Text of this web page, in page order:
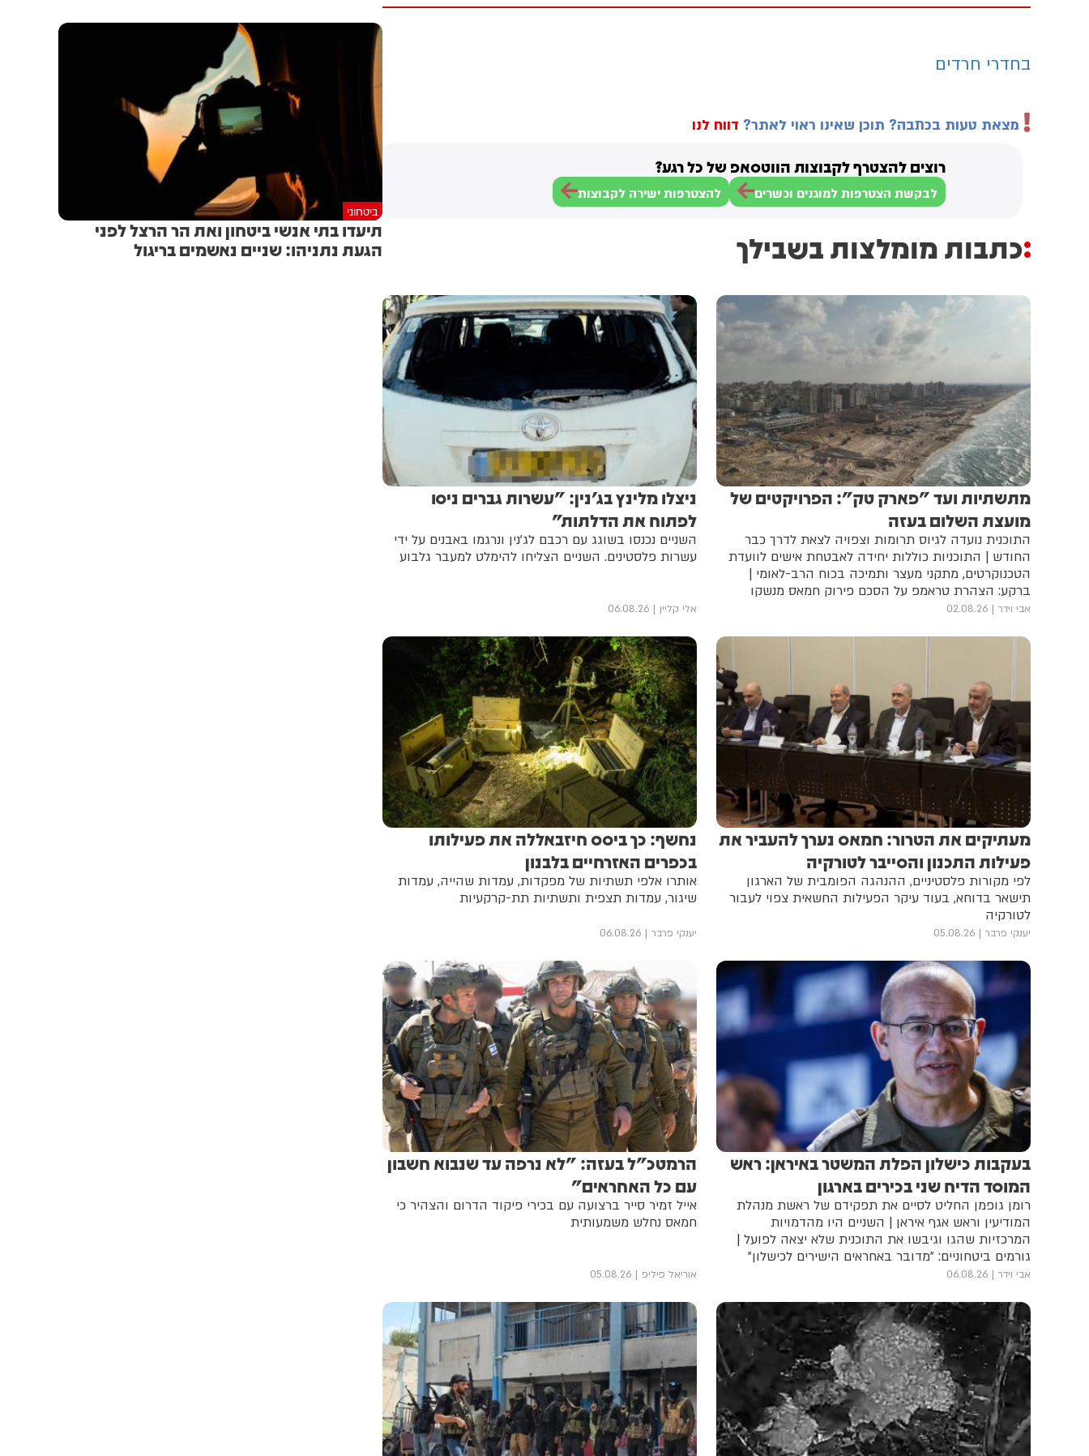
בחדרי חרדים
מצאת טעות בכתבה? תוכן שאינו ראוי לאתר? דווח לנו
רוצים להצטרף לקבוצות הווטסאפ של כל רגע?
לבקשת הצטרפות למוגנים וכשרים להצטרפות ישירה לקבוצות
כתבות מומלצות בשבילך
מתשתיות ועד "פארק טק": הפרויקטים של
מועצת השלום בעזה
התוכנית נועדה לגיוס תרומות וצפויה לצאת לדרך כבר
החודש | התוכניות כוללות יחידה לאבטחת אישים לוועדת
הטכנוקרטים, מתקני מעצר ותמיכה בכוח הרב-לאומי |
ברקע: הצהרת טראמפ על הסכם פירוק חמאס מנשקו
אבי וידר 02.08.26
ניצלו מלינץ בג'נין: "עשרות גברים ניסו
לפתוח את הדלתות"
השניים נכנסו בשוגג עם רכבם לג'נין ונרגמו באבנים על ידי
עשרות פלסטינים. השניים הצליחו להימלט למעבר גלבוע
אלי קליין 06.08.26
מעתיקים את הטרור: חמאס נערך להעביר את
פעילות התכנון והסייבר לטורקיה
לפי מקורות פלסטיניים, ההנהגה הפומבית של הארגון
תישאר בדוחא, בעוד עיקר הפעילות החשאית צפוי לעבור
לטורקיה
יענקי פרבר 05.08.26
נחשף: כך ביסס חיזבאללה את פעילותו
בכפרים האזרחיים בלבנון
אותרו אלפי תשתיות של מפקדות, עמדות שהייה, עמדות
שיגור, עמדות תצפית ותשתיות תת-קרקעיות
יענקי פרבר 06.08.26
בעקבות כישלון הפלת המשטר באיראן: ראש
המוסד הדיח שני בכירים בארגון
רומן גופמן החליט לסיים את תפקידם של ראשת מנהלת
המודיעין וראש אגף איראן | השניים היו מהדמויות
המרכזיות שהגו וגיבשו את התוכנית שלא יצאה לפועל |
גורמים ביטחוניים: "מדובר באחראים הישירים לכישלון"
אבי וידר 06.08.26
הרמטכ"ל בעזה: "לא נרפה עד שנבוא חשבון
עם כל האחראים"
אייל זמיר סייר ברצועה עם בכירי פיקוד הדרום והצהיר כי
חמאס נחלש משמעותית
אוריאל פיליפ 05.08.26
ביטחוני
תיעדו בתי אנשי ביטחון ואת הר הרצל לפני
הגעת נתניהו: שניים נאשמים בריגול